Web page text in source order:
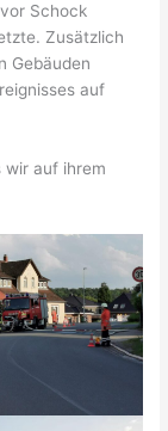
Schock
Zusätzlich
Gebäuden
auf
wir auf ihrem